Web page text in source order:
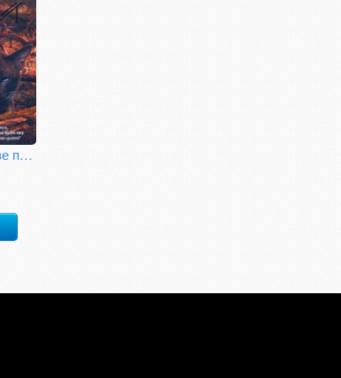
Коти-вояки. Нове пророцтво. Книга 6. Захід